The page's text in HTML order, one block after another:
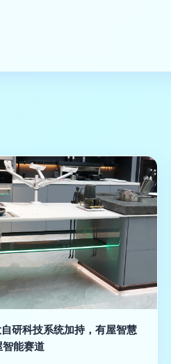
研科技系统加持，有屋智慧
能赛道